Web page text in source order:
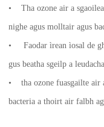
• Tha ozone air a
nighe agus molltair agus
• Faodar ìrean ìosal de
gus beatha sgeilp a
• tha ozone fuasgailte air
bacteria a thoirt air falbh